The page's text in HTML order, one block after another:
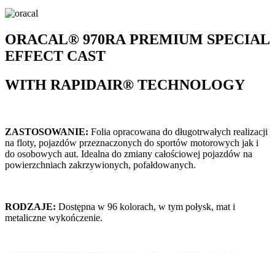
ORACAL® 970RA PREMIUM SPECIAL
EFFECT CAST
WITH RAPIDAIR® TECHNOLOGY
ZASTOSOWANIE: Folia opracowana do długotrwałych realizacji
na floty, pojazdów przeznaczonych do sportów motorowych jak i
do osobowych aut. Idealna do zmiany całościowej pojazdów na
powierzchniach zakrzywionych, pofałdowanych.
RODZAJE: Dostępna w 96 kolorach, w tym połysk, mat i
metaliczne wykończenie.